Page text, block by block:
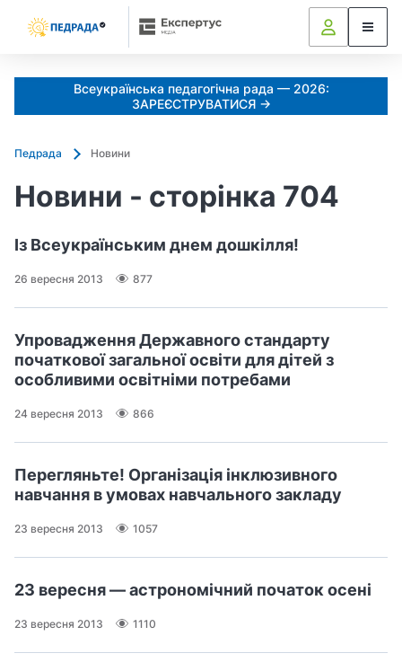
Всеукраїнська педагогічна рада — 2026:
ЗАРЕЄСТРУВАТИСЯ →
Педрада Новини
Новини - сторінка 704
Із Всеукраїнським днем дошкілля!
26 вересня 2013 877
Упровадження Державного стандарту
початкової загальної освіти для дітей з
особливими освітніми потребами
24 вересня 2013 866
Перегляньте! Організація інклюзивного
навчання в умовах навчального закладу
23 вересня 2013 1057
23 вересня — астрономічний початок осені
23 вересня 2013 1110